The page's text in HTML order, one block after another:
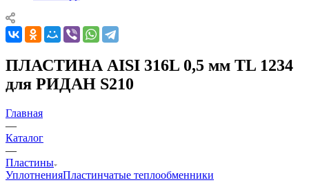
ПЛАСТИНА AISI 316L 0,5 мм TL 1234
для РИДАН S210
Главная
—
Каталог
—
Пластины
УплотненияПластинчатые теплообменники